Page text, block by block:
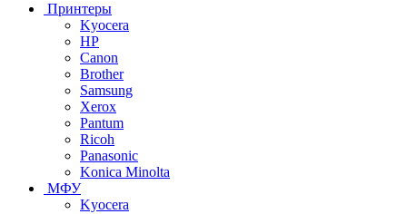
Принтеры
Kyocera
HP
Canon
Brother
Samsung
Xerox
Pantum
Ricoh
Panasonic
Konica Minolta
МФУ
Kyocera